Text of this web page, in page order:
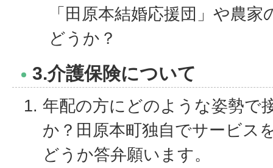
「田原本結婚応援団」や農
どうか？
3.介護保険について
年配の方にどのような姿勢で
か？田原本町独自でサービス
どうか答弁願います。